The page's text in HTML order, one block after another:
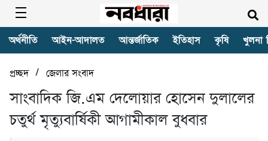
অর্থনীতি আইন-আদালত আন্তর্জাতিক ইতিহাস কৃষি খুলনা
প্রচ্ছদ/ জেলার সংবাদ
সাংবাদিক জি.এম দেলোয়ার হোসেন দুলালের
চতুর্থ মৃত্যুবার্ষিকী আগামীকাল বুধবার